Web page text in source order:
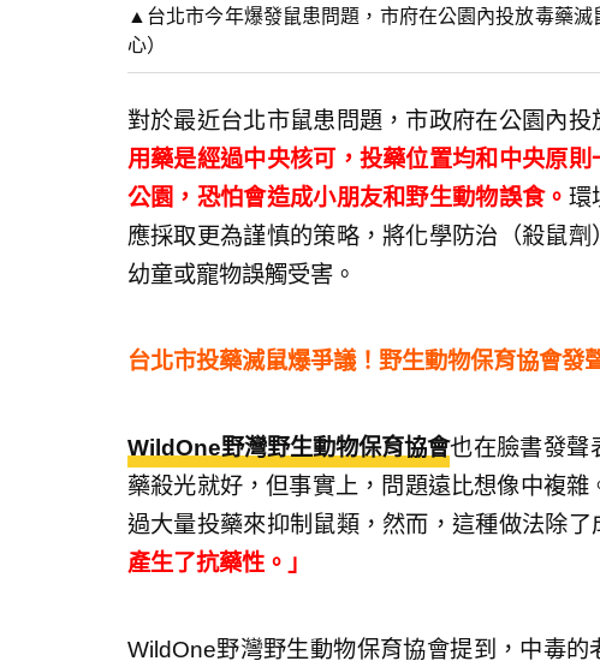
▲台北市今年爆發鼠患問題，市府在公園內投放毒藥
心）
對於最近台北市鼠患問題，市政府在公園內投
用藥是經過中央核可，投藥位置均和中央原
公園，恐怕會造成小朋友和野生動物誤食。 環
應採取更為謹慎的策略，將化學防治（殺鼠
幼童或寵物誤觸受害。
台北市投藥滅鼠爆爭議！野生動物保育協會發
WildOne野灣野生動物保育協會也在臉書發聲
藥殺光就好，但事實上，問題遠比想像中複
過大量投藥來抑制鼠類，然而，這種做法除了
產生了抗藥性。」
WildOne野灣野生動物保育協會提到，中毒